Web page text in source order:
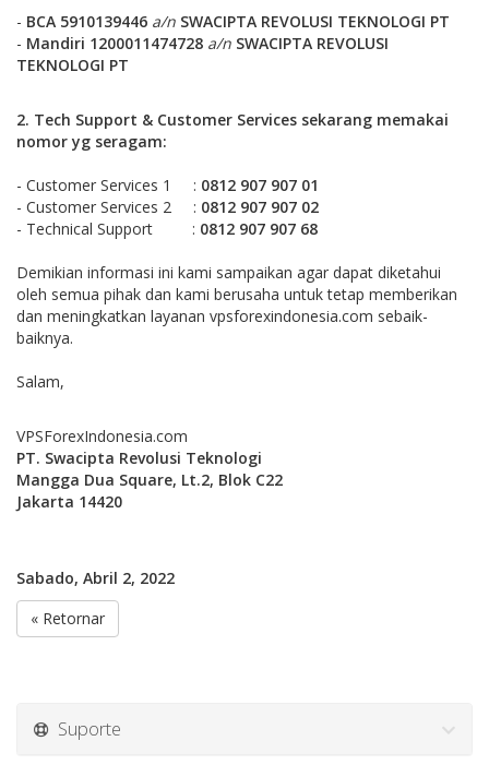
- BCA 5910139446 a/n SWACIPTA REVOLUSI TEKNOLOGI PT
- Mandiri 1200011474728 a/n SWACIPTA REVOLUSI
TEKNOLOGI PT
2. Tech Support & Customer Services sekarang memakai
nomor yg seragam:
- Customer Services 1 : 0812 907 907 01
- Customer Services 2 : 0812 907 907 02
- Technical Support : 0812 907 907 68
Demikian informasi ini kami sampaikan agar dapat diketahui
oleh semua pihak dan kami berusaha untuk tetap memberikan
dan meningkatkan layanan vpsforexindonesia.com sebaik-
baiknya.
Salam,
VPSForexIndonesia.com
PT. Swacipta Revolusi Teknologi
Mangga Dua Square, Lt.2, Blok C22
Jakarta 14420
Sabado, Abril 2, 2022
« Retornar
Suporte